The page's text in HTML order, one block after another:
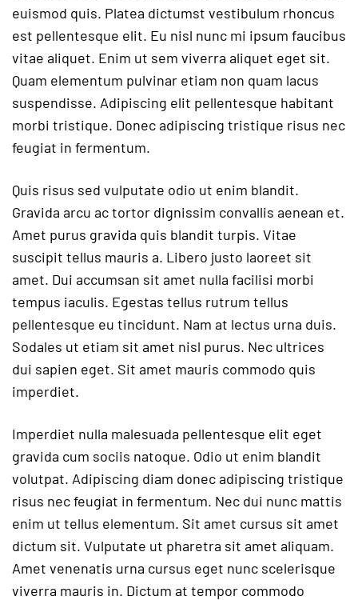
euismod quis. Platea dictumst vestibulum rhoncus
est pellentesque elit. Eu nisl nunc mi ipsum faucibus
vitae aliquet. Enim ut sem viverra aliquet eget sit.
Quam elementum pulvinar etiam non quam lacus
suspendisse. Adipiscing elit pellentesque habitant
morbi tristique. Donec adipiscing tristique risus nec
feugiat in fermentum.
Quis risus sed vulputate odio ut enim blandit.
Gravida arcu ac tortor dignissim convallis aenean et.
Amet purus gravida quis blandit turpis. Vitae
suscipit tellus mauris a. Libero justo laoreet sit
amet. Dui accumsan sit amet nulla facilisi morbi
tempus iaculis. Egestas tellus rutrum tellus
pellentesque eu tincidunt. Nam at lectus urna duis.
Sodales ut etiam sit amet nisl purus. Nec ultrices
dui sapien eget. Sit amet mauris commodo quis
imperdiet.
Imperdiet nulla malesuada pellentesque elit eget
gravida cum sociis natoque. Odio ut enim blandit
volutpat. Adipiscing diam donec adipiscing tristique
risus nec feugiat in fermentum. Nec dui nunc mattis
enim ut tellus elementum. Sit amet cursus sit amet
dictum sit. Vulputate ut pharetra sit amet aliquam.
Amet venenatis urna cursus eget nunc scelerisque
viverra mauris in. Dictum at tempor commodo